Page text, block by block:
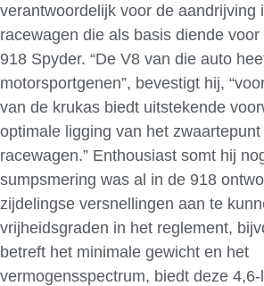
verantwoordelijk voor de aandrijving
racewagen die als basis diende
918 Spyder. “De V8 van die auto
motorsportgenen”, bevestigt hij,
van de krukas biedt uitstekende
optimale ligging van het zwaartepunt
racewagen.” Enthousiast somt hij
sumpsmering was al in de 918
zijdelingse versnellingen aan te
vrijheidsgraden in het reglement,
betreft het minimale gewicht en het
vermogensspectrum, biedt deze